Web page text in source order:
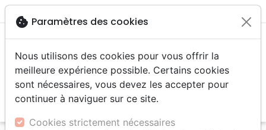
menu
cookie Paramètres des cookies
Nous utilisons des cookies pour vous offrir la
meilleure expérience possible. Certains cookies
sont nécessaires, vous devez les accepter pour
continuer à naviguer sur ce site.
Cookies strictement nécessaires